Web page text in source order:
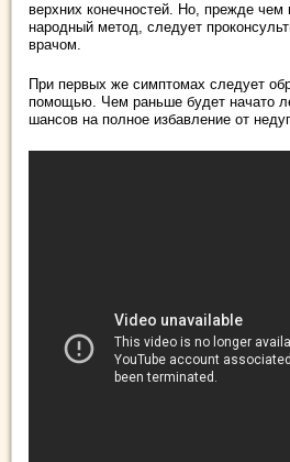
верхних конечностей. Но, прежде чем
народный метод, следует
врачом.
При первых же симптомах следует
помощью. Чем раньше будет начато
шансов на полное избавление от